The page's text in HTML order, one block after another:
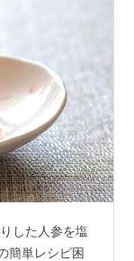
した人参を塩
簡単レシピ困